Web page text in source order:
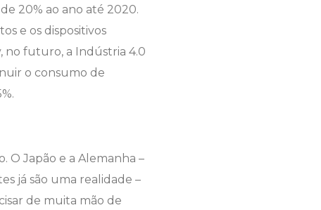
20% ao ano até 2020.
e os dispositivos
no futuro, a Indústria 4.0
o consumo de
O Japão e a Alemanha –
já são uma realidade –
de muita mão de